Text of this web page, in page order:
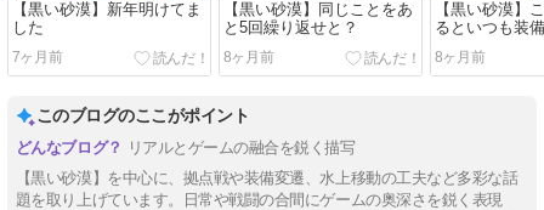
【黒い砂漠】新年明けてま
した
7ヶ月前
【黒い砂漠】同じことをあ
と5回繰り返せと？
8ヶ月前
【黒い砂漠】
るといつも装
8ヶ月前
このブログのここがポイント
リアルとゲームの融合を鋭く描写
【黒い砂漠】を中心に、拠点戦や装備変遷、水上移動の工夫など多彩な話
題を取り上げています。日常や戦闘の合間にゲームの奥深さを鋭く表現